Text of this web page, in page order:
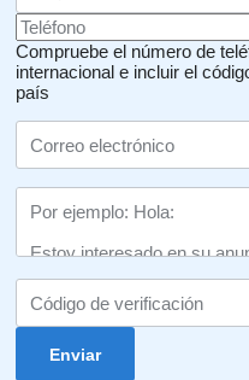
Compruebe el número de
internacional e incluir el
país